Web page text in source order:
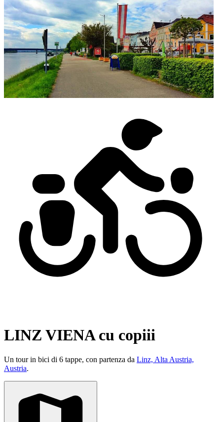
LINZ VIENA cu copiii
Un tour in bici di 6 tappe, con partenza da Linz, Alta Austria,
Austria.